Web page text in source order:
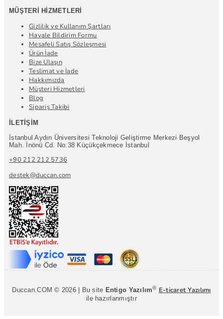
MÜŞTERI HIZMETLERI
Gizlilik ve Kullanım Şartları
Havale Bildirim Formu
Mesafeli Satış Sözleşmesi
Ürün İade
Bize Ulaşın
Teslimat ve İade
Hakkımızda
Müşteri Hizmetleri
Blog
Sipariş Takibi
İLETIŞIM
İstanbul Aydın Üniversitesi Teknoloji Geliştirme Merkezi Beşyol
Mah. İnönü Cd. No:38 Küçükçekmece İstanbul
+90 212 212 5736
destek@duccan.com
Duccan.COM © 2026 | Bu site Entigo Yazılım® E-ticaret Yazılımı
ile hazırlanmıştır